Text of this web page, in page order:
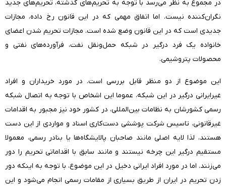
در مجموع به نظر می‌رسد با توجه به تحریم‌های گذشته، تحریم‌های جدید
نگران‌کننده نیست. اما اتفاق مهمی که در این قانون رخ داده، مجازات
جدیدی است که در این قانون وضع شده است. مجازات تحریم شدن اعضای
خانواده یک فرد درگیر در شبکه حمل‌ونقل نفت، فرآورده‌های نفتی و
محصولات پتروشیمی.
این موضوع از دو منظر قابل بررسی است. در مورد خریداران و افراد
غیرایرانی درگیر در این شبکه، عموما این اشخاص با توجه به اتصال شبکه
رسمی کشورشان به نظامات بین‌المللی، در کشور خود نیز مجبور به اقدامات
غیرقانونی، تاسیس شرکت پوششی دست‌کاری اسناد و مواردی از این دست
هستند، لذا لایه اصلی مانند صاحبان پالایشگاه‌ها یا بنادر رسمی، معمولا
مستقیم درگیر این چرخه نیستند و مانند سابق با اقداماتی تحریم را دور
می‌زنند. اما در مورد افراد ایرانی دخیل در این موضوع، با توجه به اینکه دور
زدن تحریم در ایران از طریق بسیاری از مقامات رسمی انجام می‌شود و این